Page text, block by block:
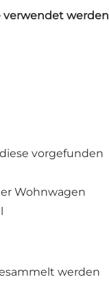
werden
vorgefunden
Wohnwagen
werden